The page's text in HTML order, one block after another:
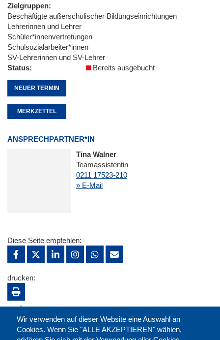
Zielgruppen
Beschäftigte außerschulischer Bildungseinrichtungen
Lehrerinnen und Lehrer
Schüler*innenvertretungen
Schulsozialarbeiter*innen
SV-Lehrerinnen und SV-Lehrer
Status
Bereits ausgebucht
NEUER TERMIN
MERKZETTEL
ANSPRECHPARTNER*IN
Tina Walner
Teamassistentin
0211 17523-210
» E-Mail
Wir verwenden auf dieser Website eine Auswahl an
Cookies. Wenn Sie "ALLE AKZEPTIEREN" wählen,
Diese Seite empfehlen:
drucken:
merken: